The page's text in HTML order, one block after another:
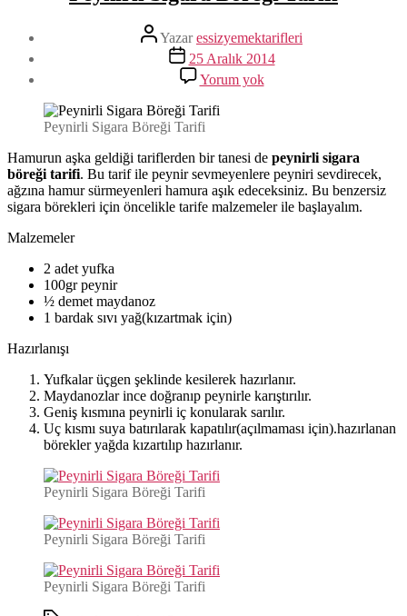
Yazının
yazarı
Yazaressizyemektarifleri
Yazı
tarihi
25 Aralık 2014
Yorum yokPeynirli
Sigara
Peynirli Sigara Böreği Tarifi
Hamurun aşka geldiği tariflerden bir tanesi de peynirli sigara
böreği tarifi. Bu tarif ile peynir sevmeyenlere peyniri sevdirecek,
ağzına hamur sürmeyenleri hamura aşık edeceksiniz. Bu benzersiz
sigara börekleri için öncelikle tarife malzemeler ile başlayalım.
Malzemeler
2 adet yufka
100gr peynir
½ demet maydanoz
1 bardak sıvı yağ(kızartmak için)
Hazırlanışı
Yufkalar üçgen şeklinde kesilerek hazırlanır.
Maydanozlar ince doğranıp peynirle karıştırılır.
Geniş kısmına peynirli iç konularak sarılır.
Uç kısmı suya batırılarak kapatılır(açılmaması için).hazırlanan
börekler yağda kızartılıp hazırlanır.
Peynirli Sigara Böreği Tarifi
Peynirli Sigara Böreği Tarifi
Peynirli Sigara Böreği Tarifi